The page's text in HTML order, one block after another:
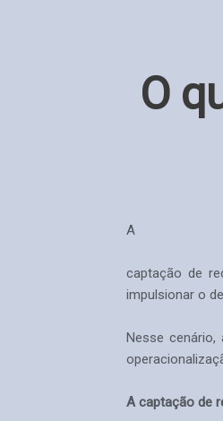
O
A
captação de
impulsionar o
Nesse cenário,
A captação de